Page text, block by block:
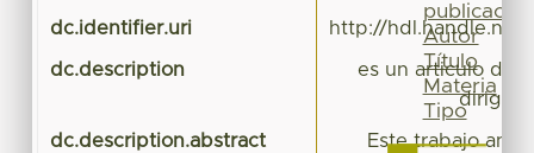
dc.identifier.uri http://hdl.handle.net/
dc.description
es un articulo de
dc.description.abstract
Este trabajo
publicación
Autor
Título
Materia
Tipo